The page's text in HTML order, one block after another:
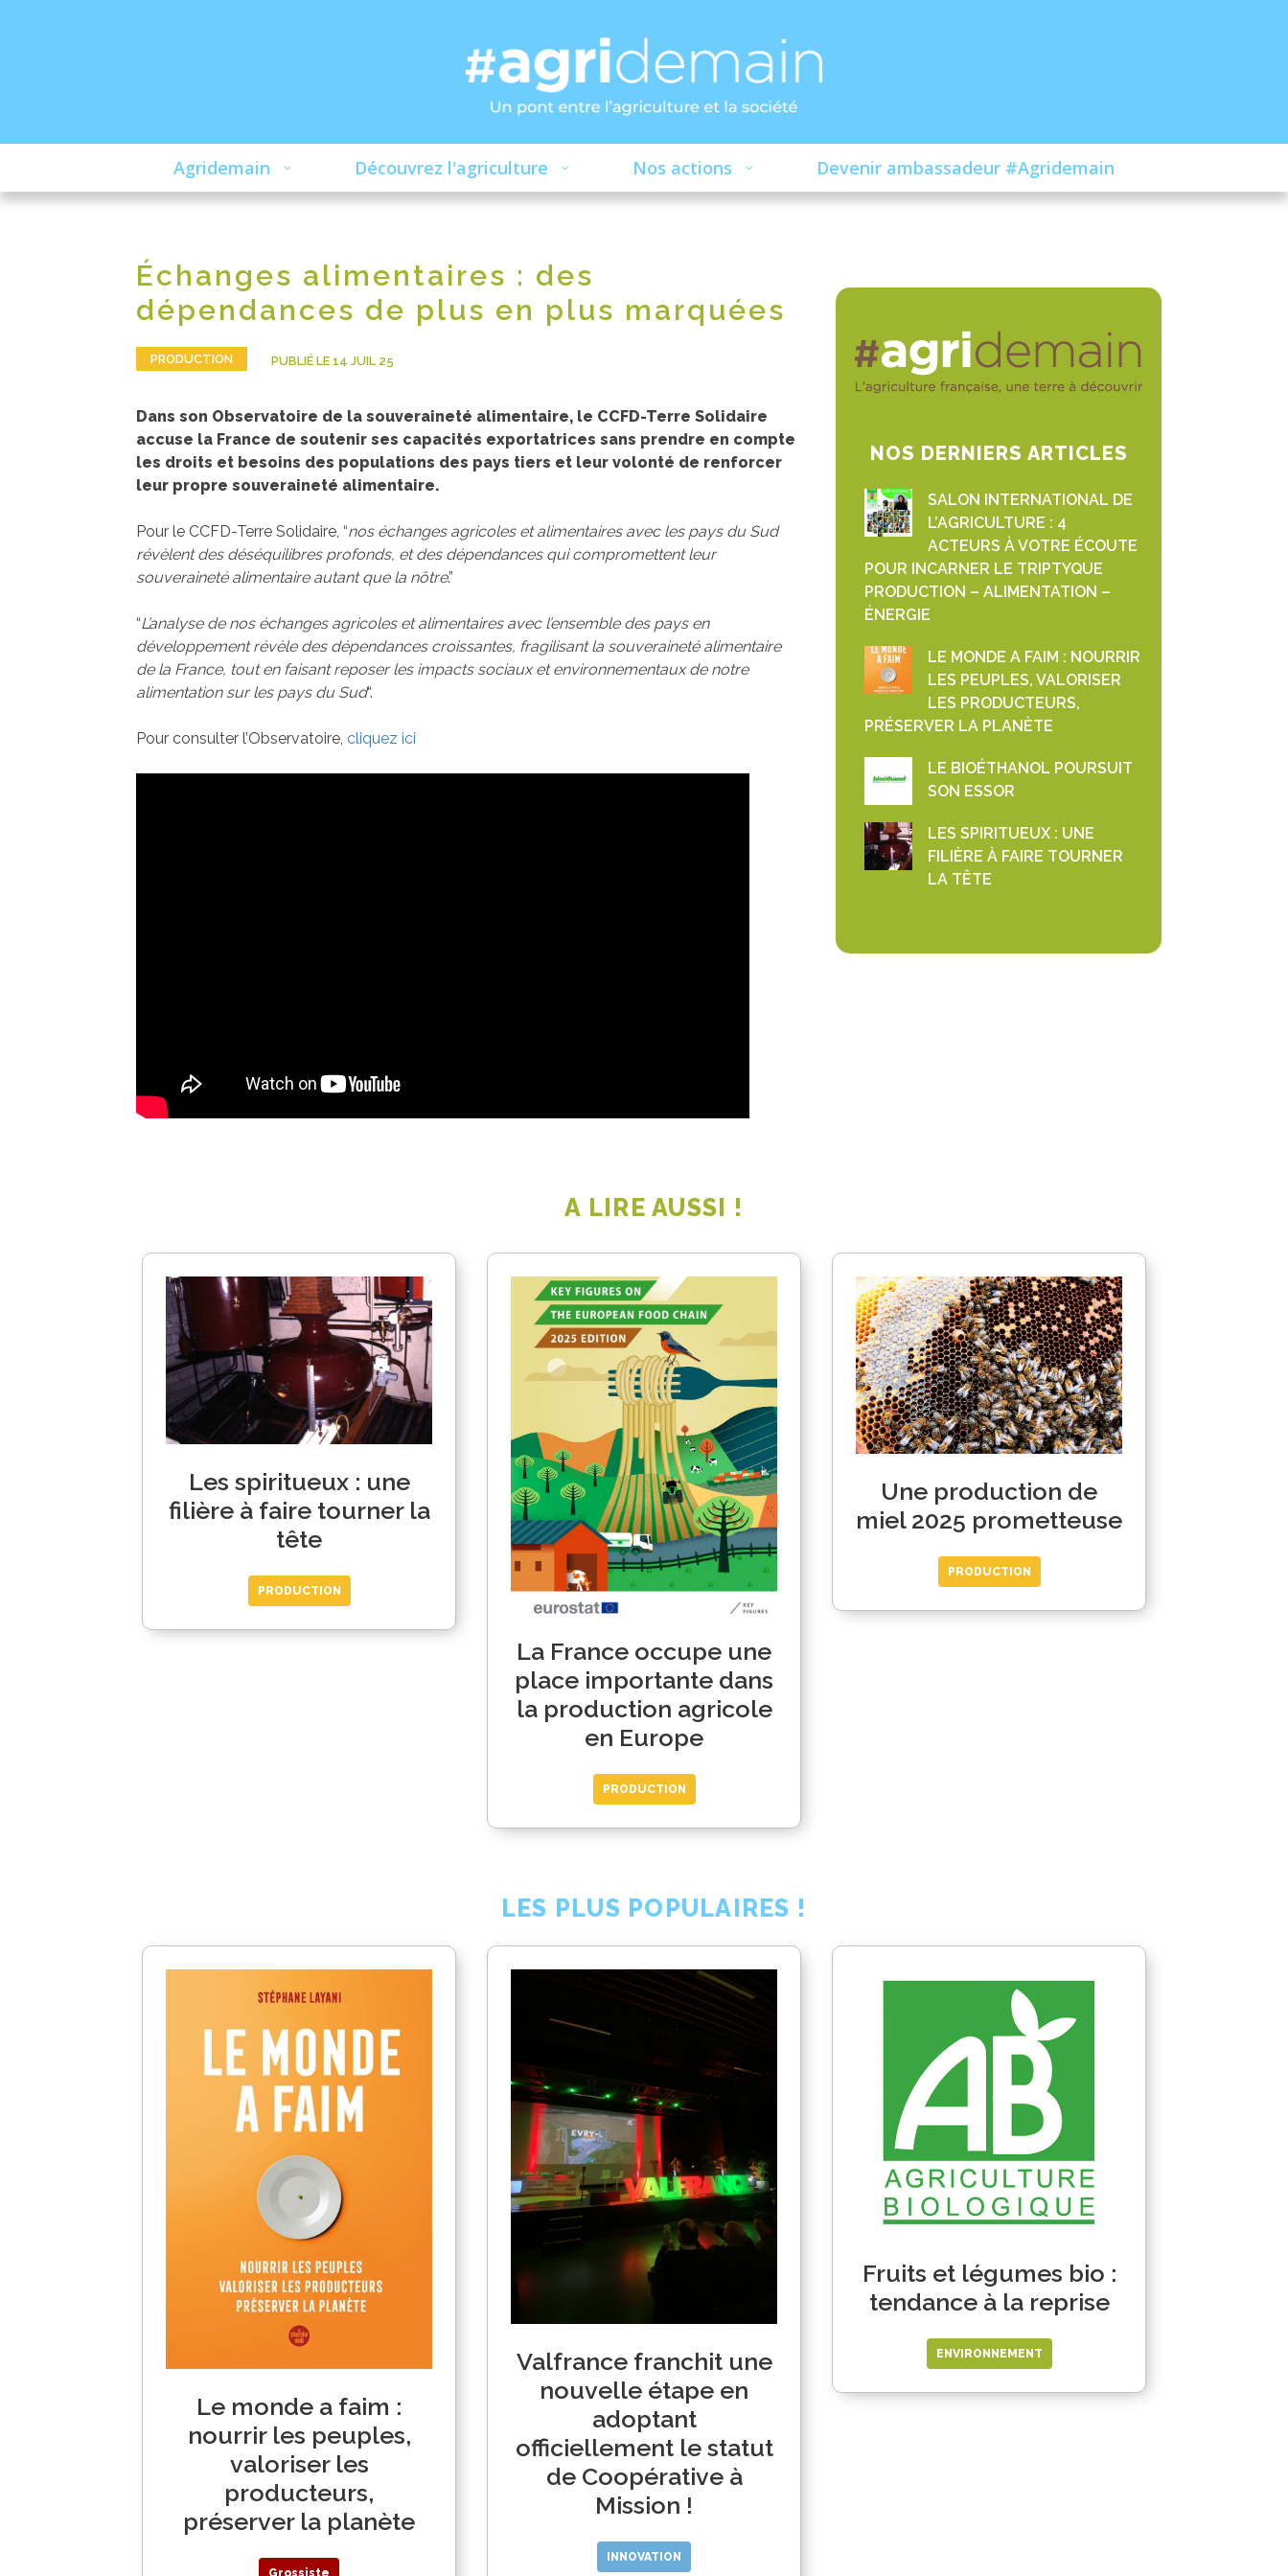
Agridemain Découvrez l'agriculture Nos actions Devenir ambassadeur #Agridemain
Échanges alimentaires : des
dépendances de plus en plus marquées
PRODUCTION PUBLIÉ LE 14 JUIL 25
Dans son Observatoire de la souveraineté alimentaire, le CCFD-Terre Solidaire
accuse la France de soutenir ses capacités exportatrices sans prendre en compte
les droits et besoins des populations des pays tiers et leur volonté de renforcer
leur propre souveraineté alimentaire.
Pour le CCFD-Terre Solidaire, “nos échanges agricoles et alimentaires avec les pays du Sud
révèlent des déséquilibres profonds, et des dépendances qui compromettent leur
souveraineté alimentaire autant que la nôtre.”
“L’analyse de nos échanges agricoles et alimentaires avec l’ensemble des pays en
développement révèle des dépendances croissantes, fragilisant la souveraineté alimentaire
de la France, tout en faisant reposer les impacts sociaux et environnementaux de notre
alimentation sur les pays du Sud“.
Pour consulter l’Observatoire, cliquez ici
NOS DERNIERS ARTICLES
SALON INTERNATIONAL DE
L’AGRICULTURE : 4
ACTEURS À VOTRE ÉCOUTE
POUR INCARNER LE TRIPTYQUE
PRODUCTION – ALIMENTATION –
ÉNERGIE
LE MONDE A FAIM : NOURRIR
LES PEUPLES, VALORISER
LES PRODUCTEURS,
PRÉSERVER LA PLANÈTE
LE BIOÉTHANOL POURSUIT
SON ESSOR
LES SPIRITUEUX : UNE
FILIÈRE À FAIRE TOURNER
LA TÊTE
A LIRE AUSSI !
Les spiritueux : une
filière à faire tourner la
tête
PRODUCTION
La France occupe une
place importante dans
la production agricole
en Europe
PRODUCTION
Une production de
miel 2025 prometteuse
PRODUCTION
LES PLUS POPULAIRES !
Le monde a faim :
nourrir les peuples,
valoriser les
producteurs,
préserver la planète
Grossiste
Valfrance franchit une
nouvelle étape en
adoptant
officiellement le statut
de Coopérative à
Mission !
INNOVATION
Fruits et légumes bio :
tendance à la reprise
ENVIRONNEMENT